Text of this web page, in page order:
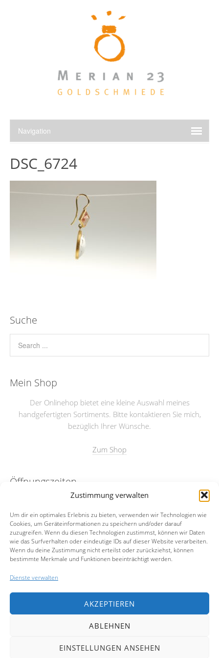
Zustimmung verwalten
Um dir ein optimales Erlebnis zu bieten, verwenden wir Technologien wie
Cookies, um Geräteinformationen zu speichern und/oder darauf
zuzugreifen. Wenn du diesen Technologien zustimmst, können wir Daten
wie das Surfverhalten oder eindeutige IDs auf dieser Website verarbeiten.
Wenn du deine Zustimmung nicht erteilst oder zurückziehst, können
bestimmte Merkmale und Funktionen beeinträchtigt werden.
Dienste verwalten
AKZEPTIEREN
ABLEHNEN
EINSTELLUNGEN ANSEHEN
DSC_6724
Suche
Mein Shop
Der Onlinehop bietet eine kleine Auswahl meines
handgefertigten Sortiments. Bitte kontaktieren Sie mich,
bezüglich Ihrer Wünsche.
Zum Shop
Öffnungszeiten
Kontakt
Email: info@merian23.de
Facebook
Instagram
Copyright © 2026 Simone Buch.